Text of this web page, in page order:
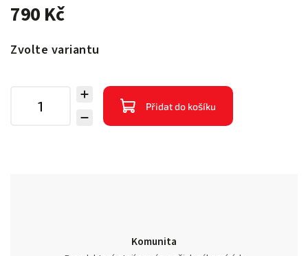
790 Kč
Zvolte variantu
Přidat do košíku
Komunita